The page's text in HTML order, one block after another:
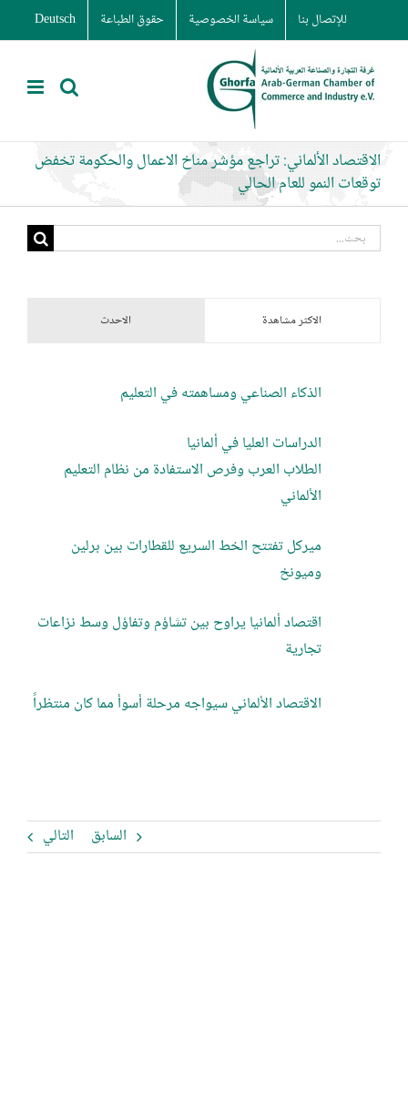
to
content
للإتصال بنا سياسة الخصوصية حقوق الطباعة Deutsch
الاقتصاد الألماني: تراجع مؤشر مناخ الاعمال والحكومة تخفض
توقعات النمو للعام الحالي
السابق التالي
البحث
الاكثر مشاهدة الاحدث
الذكاء الصناعي ومساهمته في التعليم
الدراسات العليا في ألمانيا
الطلاب العرب وفرص الاستفادة من نظام التعليم
الألماني
ميركل تفتتح الخط السريع للقطارات بين برلين
وميونخ
اقتصاد ألمانيا يراوح بين تشاؤم وتفاؤل وسط نزاعات
تجارية
الاقتصاد الألماني سيواجه مرحلة أسوأ مما كان منتظراً